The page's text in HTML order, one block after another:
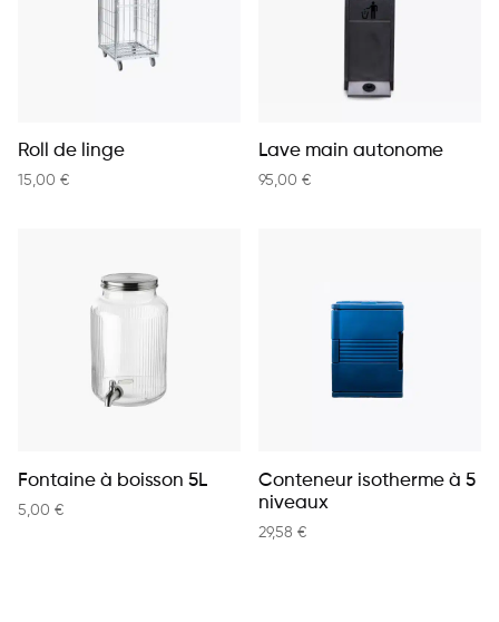
Roll de linge
15,00 €
Lave main autonome
95,00 €
Fontaine à boisson 5L
5,00 €
Conteneur isotherme à 5
niveaux
29,58 €